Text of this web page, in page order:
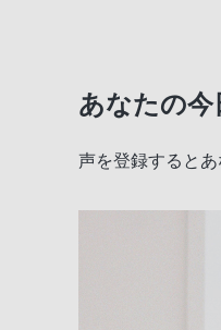
あなたの
声を登録すると